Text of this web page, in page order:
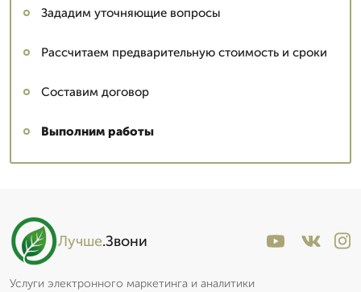
Зададим уточняющие вопросы
Рассчитаем предварительную стоимость и сроки
Составим договор
Выполним работы
Лучше.Звони
Услуги электронного маркетинга и аналитики